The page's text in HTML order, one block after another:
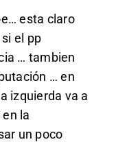
esta claro
el pp
… tambien
… en
izquierda va a
la
un poco